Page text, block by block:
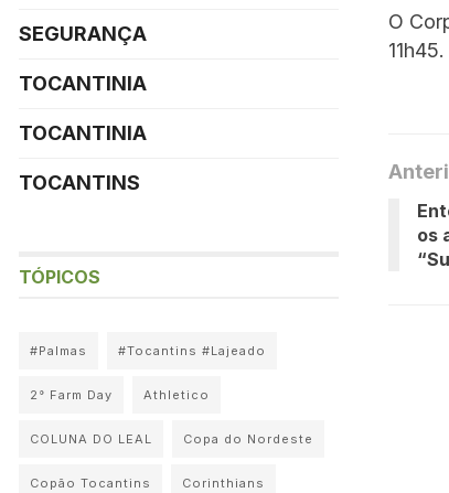
O
os
SEGURANÇA
TOCANTINIA
TOCANTINIA
TOCANTINS
TÓPICOS
#Palmas #Tocantins #Lajeado
2° Farm Day Athletico
COLUNA DO LEAL Copa do Nordeste
Copão Tocantins Corinthians